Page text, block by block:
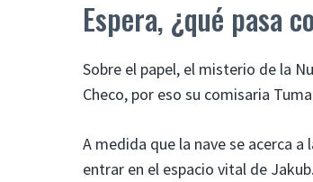
Espera, ¿qué pasa
Sobre el papel, el misterio de la
Checo, por eso su comisaria
A medida que la nave se acerca
entrar en el espacio vital de